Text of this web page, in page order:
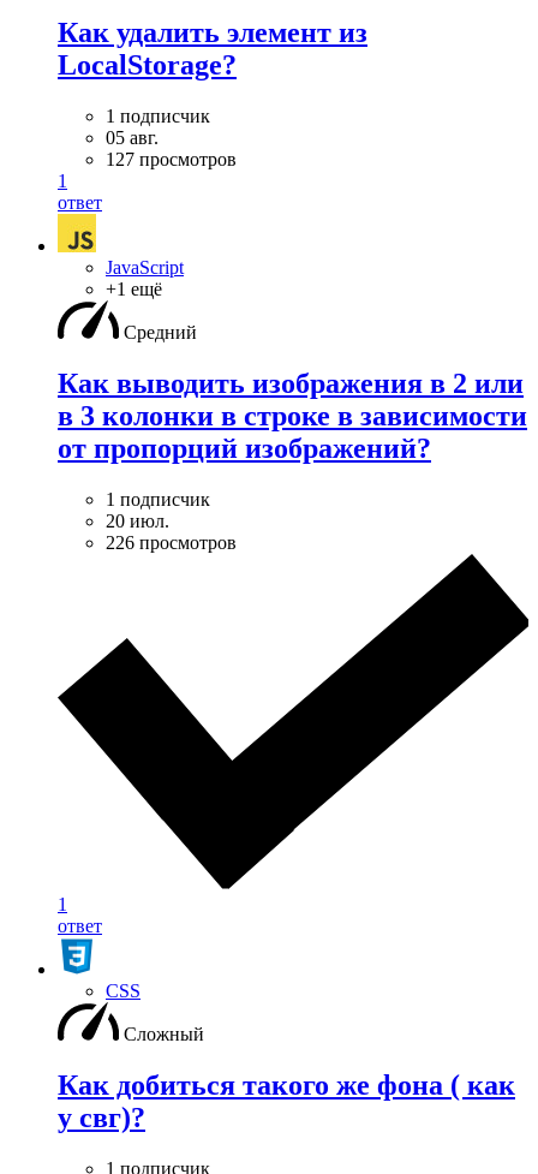
Как удалить элемент из
LocalStorage?
1 подписчик
05 авг.
127 просмотров
1
ответ
JavaScript
+1 ещё
Средний
Как выводить изображения в 2 или
в 3 колонки в строке в зависимости
от пропорций изображений?
1 подписчик
20 июл.
226 просмотров
1
ответ
CSS
Сложный
Как добиться такого же фона ( как
у свг)?
1 подписчик